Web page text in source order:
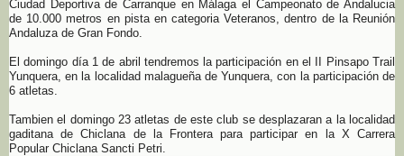
Ciudad Deportiva de Carranque en Málaga el Campeonato de Andalucia
de 10.000 metros en pista en categoria Veteranos, dentro de la Reunión
Andaluza de Gran Fondo.
El domingo día 1 de abril tendremos la participación en el II Pinsapo Trail
Yunquera, en la localidad malagueña de Yunquera, con la participación de
6 atletas.
Tambien el domingo 23 atletas de este club se desplazaran a la localidad
gaditana de Chiclana de la Frontera para participar en la X Carrera
Popular Chiclana Sancti Petri.